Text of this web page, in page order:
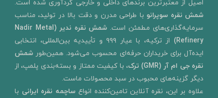
اصیل از معتبرترین برندهای داخلی و خارجی گردآوری شده است.
شمش نقره سوپرانو با طراحی مدرن و دقت بالا در تولید، مناسب
سرمایه‌گذاری‌های مطمئن است. شمش نقره ندیر
(Nadir Metal
Refinery)
از ترکیه، با عیار ۹۹۹ و تأییدیه بین‌المللی، انتخابی
ایده‌آل برای خریداران حرفه‌ای محسوب می‌شود. همین‌طور شمش
نقره جی ام آر (GMR) ترک
، با کیفیت ممتاز و بسته‌بندی پلمپ، از
دیگر گزینه‌های محبوب در سبد محصولات ماست.
علاوه بر این، نقره آنلاین تامین‌کننده انواع ساچمه نقره ایرانی با